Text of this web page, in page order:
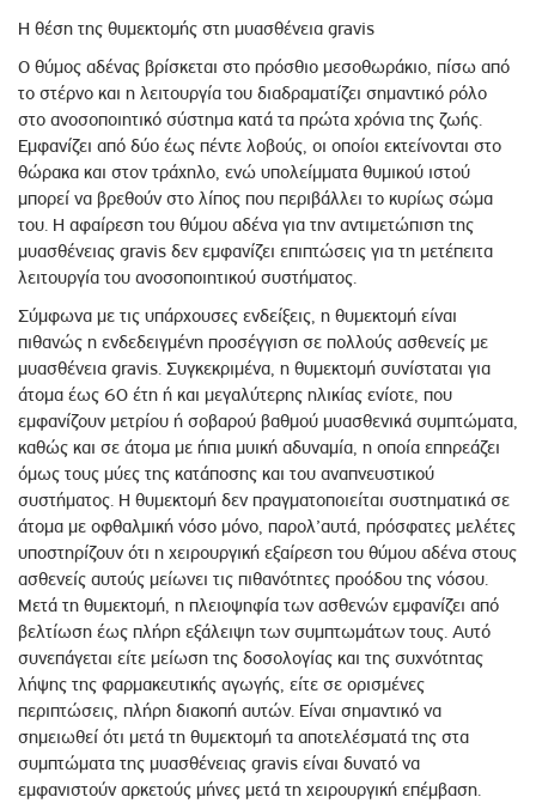
Η θέση της θυμεκτομής στη μυασθένεια gravis
Ο θύμος αδένας βρίσκεται στο πρόσθιο μεσοθωράκιο, πίσω από
το στέρνο και η λειτουργία του διαδραματίζει σημαντικό ρόλο
στο ανοσοποιητικό σύστημα κατά τα πρώτα χρόνια της ζωής.
Εμφανίζει από δύο έως πέντε λοβούς, οι οποίοι εκτείνονται στο
θώρακα και στον τράχηλο, ενώ υπολείμματα θυμικού ιστού
μπορεί να βρεθούν στο λίπος που περιβάλλει το κυρίως σώμα
του. Η αφαίρεση του θύμου αδένα για την αντιμετώπιση της
μυασθένειας gravis δεν εμφανίζει επιπτώσεις για τη μετέπειτα
λειτουργία του ανοσοποιητικού συστήματος.
Σύμφωνα με τις υπάρχουσες ενδείξεις, η θυμεκτομή είναι
πιθανώς η ενδεδειγμένη προσέγγιση σε πολλούς ασθενείς με
μυασθένεια gravis. Συγκεκριμένα, η θυμεκτομή συνίσταται για
άτομα έως 60 έτη ή και μεγαλύτερης ηλικίας ενίοτε, που
εμφανίζουν μετρίου ή σοβαρού βαθμού μυασθενικά συμπτώματα,
καθώς και σε άτομα με ήπια μυική αδυναμία, η οποία επηρεάζει
όμως τους μύες της κατάποσης και του αναπνευστικού
συστήματος. Η θυμεκτομή δεν πραγματοποιείται συστηματικά σε
άτομα με οφθαλμική νόσο μόνο, παρολ’αυτά, πρόσφατες μελέτες
υποστηρίζουν ότι η χειρουργική εξαίρεση του θύμου αδένα στους
ασθενείς αυτούς μείωνει τις πιθανότητες προόδου της νόσου.
Μετά τη θυμεκτομή, η πλειοψηφία των ασθενών εμφανίζει από
βελτίωση έως πλήρη εξάλειψη των συμπτωμάτων τους. Αυτό
συνεπάγεται είτε μείωση της δοσολογίας και της συχνότητας
λήψης της φαρμακευτικής αγωγής, είτε σε ορισμένες
περιπτώσεις, πλήρη διακοπή αυτών. Είναι σημαντικό να
σημειωθεί ότι μετά τη θυμεκτομή τα αποτελέσματά της στα
συμπτώματα της μυασθένειας gravis είναι δυνατό να
εμφανιστούν αρκετούς μήνες μετά τη χειρουργική επέμβαση.